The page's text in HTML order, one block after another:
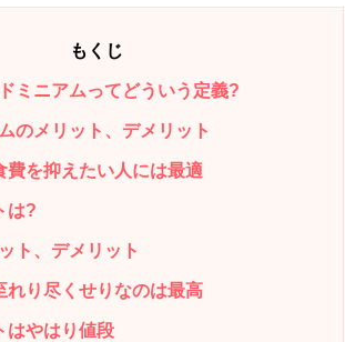
もくじ
ミニアムってどういう定義?
のメリット、デメリット
費を抑えたい人には最適
は?
ト、デメリット
れり尽くせりなのは最高
はやはり値段